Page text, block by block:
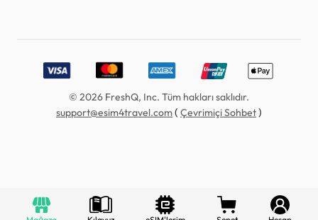
Accepted payment methods: Visa, MasterCard, American
© 2026 FreshQ, Inc. Tüm hakları saklıdır.
support@esim4travel.com( Çevrimiçi Sohbet)